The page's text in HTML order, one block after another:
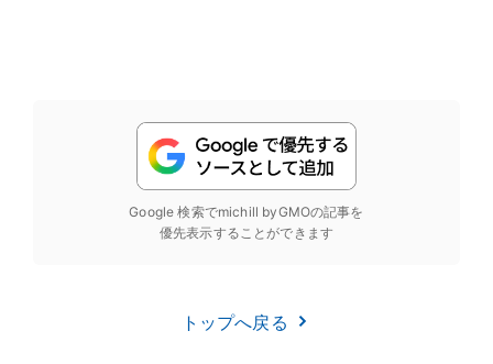
Google 検索でmichill byGMOの記事を
優先表示することができます
トップへ戻る